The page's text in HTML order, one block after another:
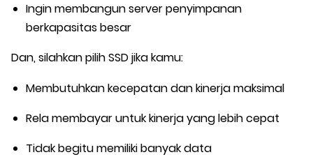
Ingin membangun server penyimpanan
berkapasitas besar
Dan, silahkan pilih SSD jika kamu:
Membutuhkan kecepatan dan kinerja maksimal
Rela membayar untuk kinerja yang lebih cepat
Tidak begitu memiliki banyak data